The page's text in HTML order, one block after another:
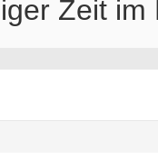
Zeit im